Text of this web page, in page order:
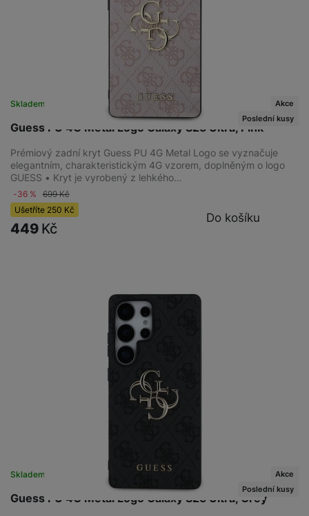
Guess PU 4G Metal Logo Galaxy S25 Ultra, Pink
Skladem na prodejně na 1 prodejně
Akce
Poslední kusy
Prémiový zadní kryt Guess PU 4G Metal Logo se vyznačuje
elegantním, charakteristickým 4G vzorem, doplněným o logo
GUESS • Kryt je vyrobený z lehkého…
-36 % 699Kč
Ušetříte 250 Kč
449 Kč
Do košíku
Guess PU 4G Metal Logo Galaxy S25 Ultra, Grey
Skladem na prodejně na 1 prodejně
Akce
Poslední kusy